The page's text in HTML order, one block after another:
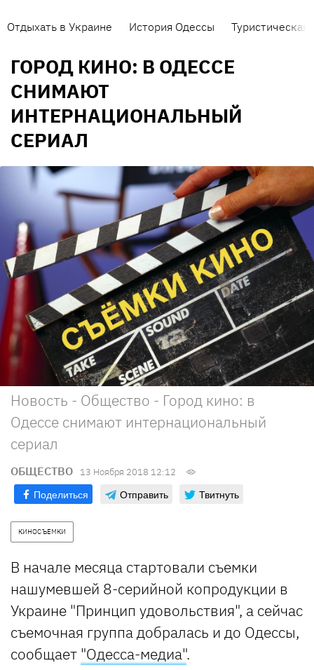
Отдыхать в Украине История Одессы Туристическая
ГОРОД КИНО: В ОДЕССЕ
СНИМАЮТ
ИНТЕРНАЦИОНАЛЬНЫЙ
СЕРИАЛ
Новость - Общество - Город кино: в
Одессе снимают интернациональный
сериал
ОБЩЕСТВО 13 Ноября 2018 12:12
Поделиться Отправить Твитнуть
КИНОСЪЕМКИ
В начале месяца стартовали съемки
нашумевшей 8-серийной копродукции в
Украине "Принцип удовольствия", а сейчас
съемочная группа добралась и до Одессы,
сообщает "Одесса-медиа".